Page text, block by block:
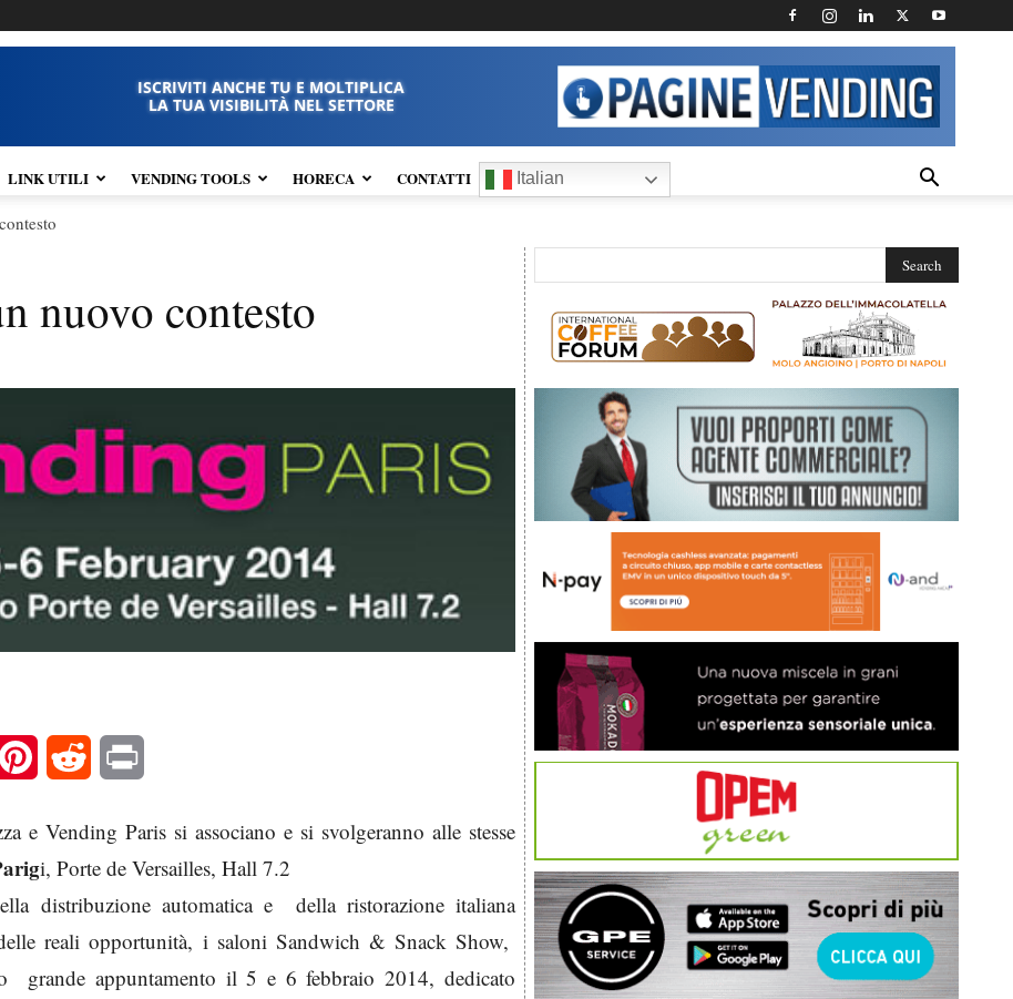
ISCRIVITI ANCHE TU E MOLTIPLICA
LA TUA VISIBILITÀ NEL SETTORE
LINK UTILI VENDING TOOLS HORECA CONTATTI Italian
nuovo contesto
Pinterest Reddit
e Vending Paris si associano e si svolgeranno alle stesse
i, Porte de Versailles, Hall 7.2
distribuzione automatica e della ristorazione italiana
reali opportunità, i saloni Sandwich & Snack Show,
appuntamento il 5 e 6 febbraio 2014, dedicato